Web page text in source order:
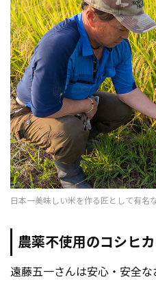
日本一美味しい米を作る匠として有名
農薬不使用のコシヒカ
遠藤五一さんは安心・安全